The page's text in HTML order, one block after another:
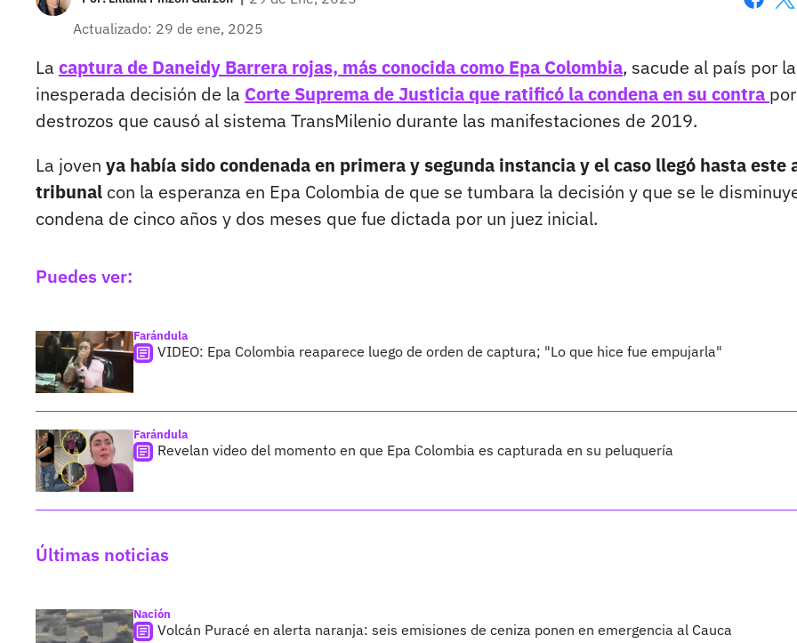
Actualizado: 29 de ene, 2025
La captura de Daneidy Barrera rojas, más conocida como Epa Colombia, sacude al país por la
inesperada decisión de la Corte Suprema de Justicia que ratificó la condena en su contra
destrozos que causó al sistema TransMilenio durante las manifestaciones de 2019.
La joven ya había sido condenada en primera y segunda instancia y el caso llegó hasta este
tribunal con la esperanza en Epa Colombia de que se tumbara la decisión y que se le
condena de cinco años y dos meses que fue dictada por un juez inicial.
Puedes ver:
Farándula
VIDEO: Epa Colombia reaparece luego de orden de captura; "Lo que hice fue empujarla"
Farándula
Revelan video del momento en que Epa Colombia es capturada en su peluquería
Últimas noticias
Nación
Volcán Puracé en alerta naranja: seis emisiones de ceniza ponen en emergencia al Cauca